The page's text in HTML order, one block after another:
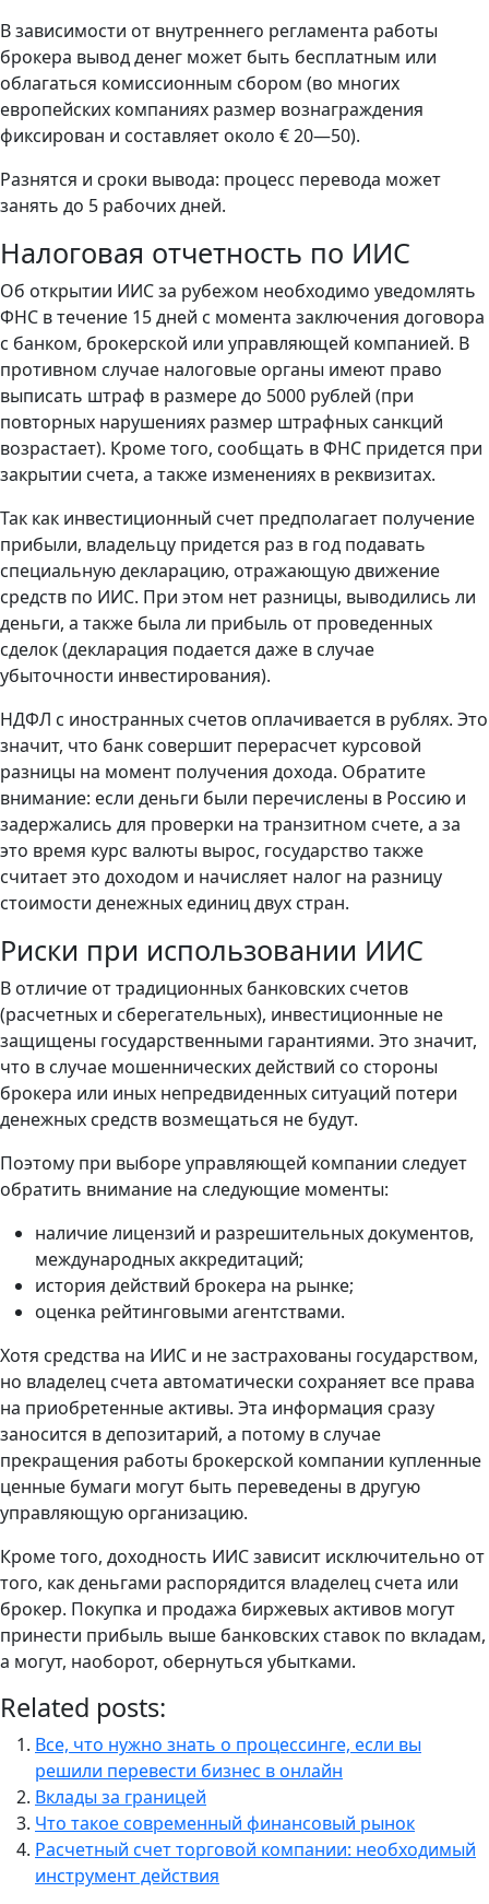
В зависимости от внутреннего регламента работы
брокера вывод денег может быть бесплатным или
облагаться комиссионным сбором (во многих
европейских компаниях размер вознаграждения
фиксирован и составляет около € 20—50).
Разнятся и сроки вывода: процесс перевода может
занять до 5 рабочих дней.
Налоговая отчетность по ИИС
Об открытии ИИС за рубежом необходимо уведомлять
ФНС в течение 15 дней с момента заключения договора
с банком, брокерской или управляющей компанией. В
противном случае налоговые органы имеют право
выписать штраф в размере до 5000 рублей (при
повторных нарушениях размер штрафных санкций
возрастает). Кроме того, сообщать в ФНС придется при
закрытии счета, а также изменениях в реквизитах.
Так как инвестиционный счет предполагает получение
прибыли, владельцу придется раз в год подавать
специальную декларацию, отражающую движение
средств по ИИС. При этом нет разницы, выводились ли
деньги, а также была ли прибыль от проведенных
сделок (декларация подается даже в случае
убыточности инвестирования).
НДФЛ с иностранных счетов оплачивается в рублях. Это
значит, что банк совершит перерасчет курсовой
разницы на момент получения дохода. Обратите
внимание: если деньги были перечислены в Россию и
задержались для проверки на транзитном счете, а за
это время курс валюты вырос, государство также
считает это доходом и начисляет налог на разницу
стоимости денежных единиц двух стран.
Риски при использовании ИИС
В отличие от традиционных банковских счетов
(расчетных и сберегательных), инвестиционные не
защищены государственными гарантиями. Это значит,
что в случае мошеннических действий со стороны
брокера или иных непредвиденных ситуаций потери
денежных средств возмещаться не будут.
Поэтому при выборе управляющей компании следует
обратить внимание на следующие моменты:
наличие лицензий и разрешительных документов,
международных аккредитаций;
история действий брокера на рынке;
оценка рейтинговыми агентствами.
Хотя средства на ИИС и не застрахованы государством,
но владелец счета автоматически сохраняет все права
на приобретенные активы. Эта информация сразу
заносится в депозитарий, а потому в случае
прекращения работы брокерской компании купленные
ценные бумаги могут быть переведены в другую
управляющую организацию.
Кроме того, доходность ИИС зависит исключительно от
того, как деньгами распорядится владелец счета или
брокер. Покупка и продажа биржевых активов могут
принести прибыль выше банковских ставок по вкладам,
а могут, наоборот, обернуться убытками.
Related posts:
Все, что нужно знать о процессинге, если вы
решили перевести бизнес в онлайн
Вклады за границей
Что такое современный финансовый рынок
Расчетный счет торговой компании: необходимый
инструмент действия